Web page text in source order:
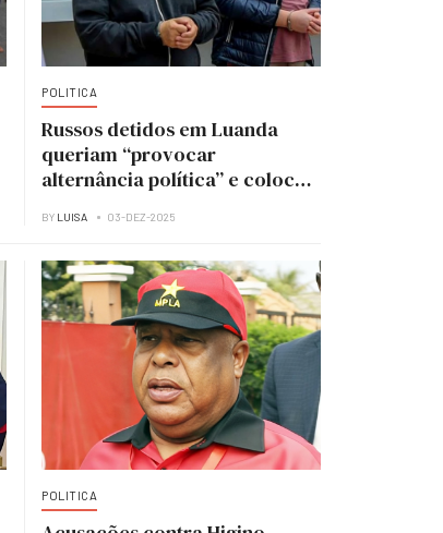
POLITICA
Russos detidos em Luanda
queriam “provocar
alternância política” e colocar
BY LUISA 03-DEZ-2025
POLITICA